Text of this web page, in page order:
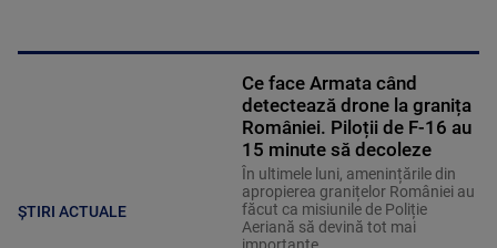
ȘTIRI ACTUALE
Ce face Armata când
detectează drone la granița
României. Piloții de F-16 au
15 minute să decoleze
În ultimele luni, amenințările din
apropierea granițelor României au
făcut ca misiunile de Poliție
Aeriană să devină tot mai